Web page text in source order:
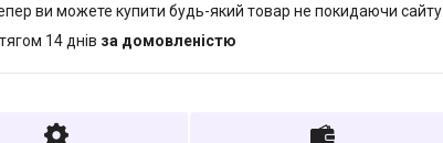
ви можете купити будь-який товар не покидаючи сайту.
14 днів за домовленістю